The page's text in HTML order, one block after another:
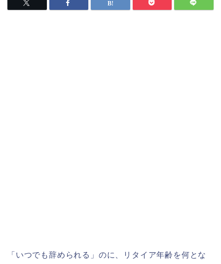
「いつでも辞められる」のに、リタイア年齢を何とな